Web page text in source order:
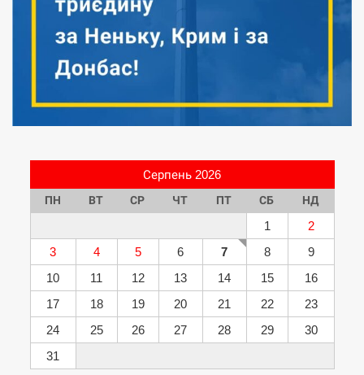
Серпень 2026
ПН ВТ СР ЧТ ПТ СБ НД
1
2
3
4 5 6 7 8
9
10
11 12 13 14 15
16
17
18 19 20 21 22
23
24
25 26 27 28 29
30
31